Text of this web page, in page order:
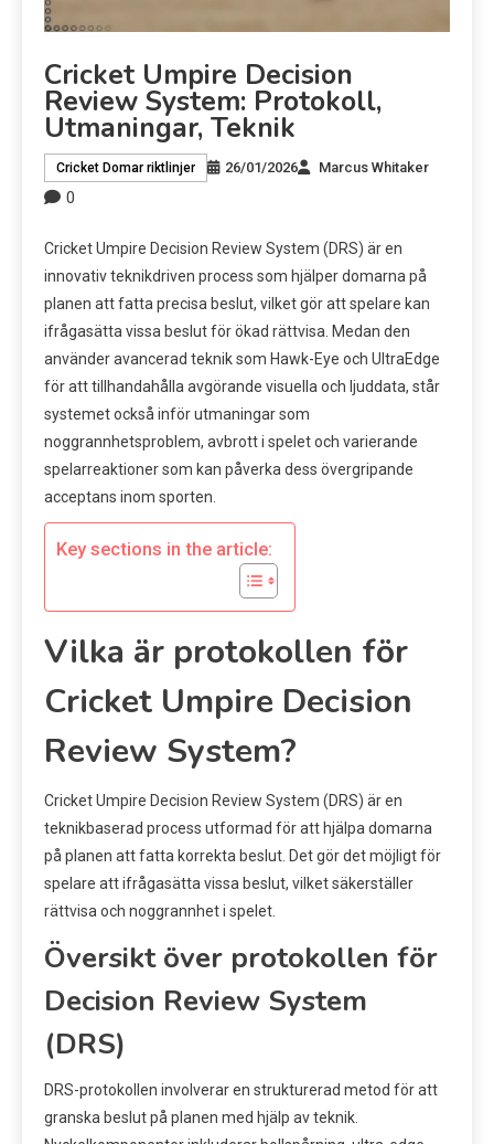
Cricket Umpire Decision
Review System: Protokoll,
Utmaningar, Teknik
Cricket Domar riktlinjer 26/01/2026 Marcus Whitaker
0
Cricket Umpire Decision Review System (DRS) är en
innovativ teknikdriven process som hjälper domarna på
planen att fatta precisa beslut, vilket gör att spelare kan
ifrågasätta vissa beslut för ökad rättvisa. Medan den
använder avancerad teknik som Hawk-Eye och UltraEdge
för att tillhandahålla avgörande visuella och ljuddata, står
systemet också inför utmaningar som
noggrannhetsproblem, avbrott i spelet och varierande
spelarreaktioner som kan påverka dess övergripande
acceptans inom sporten.
Key sections in the article:
Vilka är protokollen för
Cricket Umpire Decision
Review System?
Cricket Umpire Decision Review System (DRS) är en
teknikbaserad process utformad för att hjälpa domarna
på planen att fatta korrekta beslut. Det gör det möjligt för
spelare att ifrågasätta vissa beslut, vilket säkerställer
rättvisa och noggrannhet i spelet.
Översikt över protokollen för
Decision Review System
(DRS)
DRS-protokollen involverar en strukturerad metod för att
granska beslut på planen med hjälp av teknik.